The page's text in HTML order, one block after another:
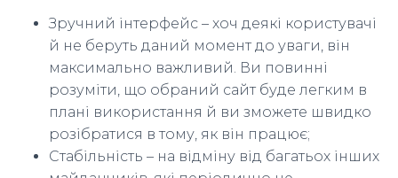
Зручний інтерфейс – хоч деякі користувачі
й не беруть даний момент до уваги, він
максимально важливий. Ви повинні
розуміти, що обраний сайт буде легким в
плані використання й ви зможете швидко
розібратися в тому, як він працює;
Стабільність – на відміну від багатьох інших